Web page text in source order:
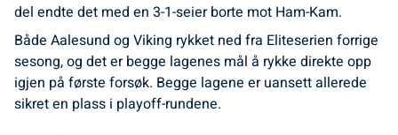
del endte det med en 3-1-seier borte mot Ham-Kam.
Både Aalesund og Viking rykket ned fra Eliteserien forrige
sesong, og det er begge lagenes mål å rykke direkte opp
igjen på første forsøk. Begge lagene er uansett allerede
sikret en plass i playoff-rundene.